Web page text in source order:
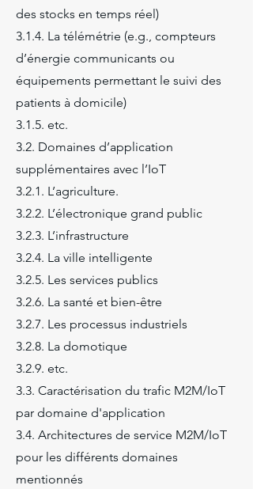
des stocks en temps réel)
3.1.4. La télémétrie (e.g., compteurs
d’énergie communicants ou
équipements permettant le suivi des
patients à domicile)
3.1.5. etc.
3.2. Domaines d’application
supplémentaires avec l’IoT
3.2.1. L’agriculture.
3.2.2. L’électronique grand public
3.2.3. L’infrastructure
3.2.4. La ville intelligente
3.2.5. Les services publics
3.2.6. La santé et bien-être
3.2.7. Les processus industriels
3.2.8. La domotique
3.2.9. etc.
3.3. Caractérisation du trafic M2M/IoT
par domaine d'application
3.4. Architectures de service M2M/IoT
pour les différents domaines
mentionnés